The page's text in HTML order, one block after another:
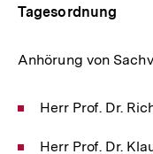
Tagesordnung
Anhörung von
Herr Prof. Dr.
Herr Prof. Dr.